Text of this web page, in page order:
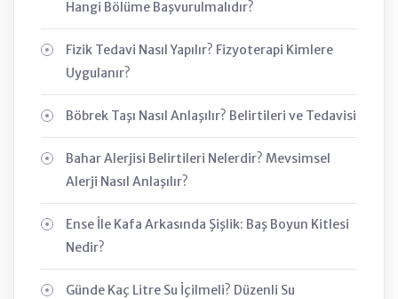
Hangi Bölüme Başvurulmalıdır?
Fizik Tedavi Nasıl Yapılır? Fizyoterapi Kimlere
Uygulanır?
Böbrek Taşı Nasıl Anlaşılır? Belirtileri ve Tedavisi
Bahar Alerjisi Belirtileri Nelerdir? Mevsimsel
Alerji Nasıl Anlaşılır?
Ense İle Kafa Arkasında Şişlik: Baş Boyun Kitlesi
Nedir?
Günde Kaç Litre Su İçilmeli? Düzenli Su